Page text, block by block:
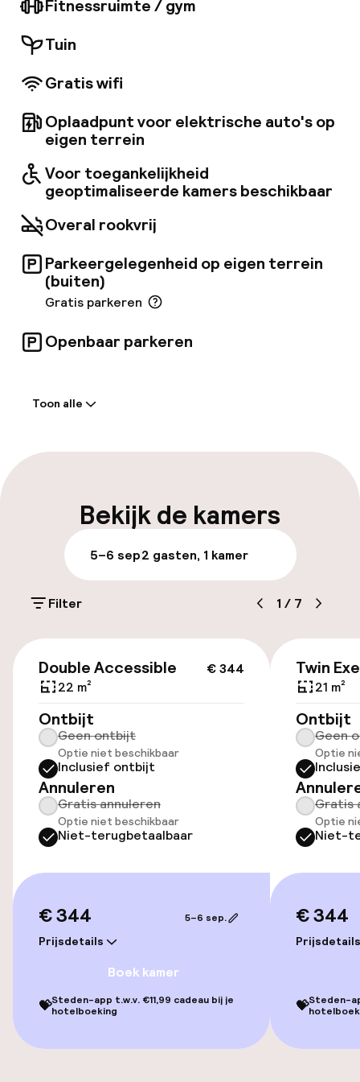
een van de belangrijkste historische en
toeristische gebieden van Londen. Met zijn mix
van modern design en hoogwaardige
soort in de City of London. • Stijlvolle kamers
kamers • 10 vergaderzalen - met ingebouwde
audio en daglicht • Gratis wifi in de openbare
ruimtes
Fitnessruimte / gym
Tuin
Gratis wifi
Oplaadpunt voor elektrische auto's op
eigen terrein
Voor toegankelijkheid
geoptimaliseerde kamers beschikbaar
Overal rookvrij
Parkeergelegenheid op eigen terrein
(buiten)
Gratis parkeren
Openbaar parkeren
Laat uitchecken mogelijk
Bagageruimte
Parkeren & mobiliteit
(buiten)
Gratis parkeren
Oplaadpunt elektrische auto op
locatie
Fietsenstalling
Toegankelijkheid
Lift
Voor toegankelijkheid
geoptimaliseerde kamers beschikbaar
Kamers
Toon alle
Bekijk de kamers
5–6 sep2 gasten, 1 kamer
Filter 1 / 7
€ 344
Double Accessible
22 m²
Ontbijt
Geen ontbijt
Optie niet beschikbaar
Inclusief ontbijt
Annuleren
Gratis annuleren
Optie niet beschikbaar
Niet-terugbetaalbaar
€ 344
Prijsdetails
5–6 sep.
Boek kamer
💝Steden-app t.w.v. €11,99 cadeau bij je
hotelboeking
Twin
21 m²
Ontbijt
Geen
Optie
Gratis
Optie
Niet-
€ 344
Prijsdetails
💝Steden-